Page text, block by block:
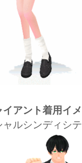
イアント着用イ
ャルシンディシ